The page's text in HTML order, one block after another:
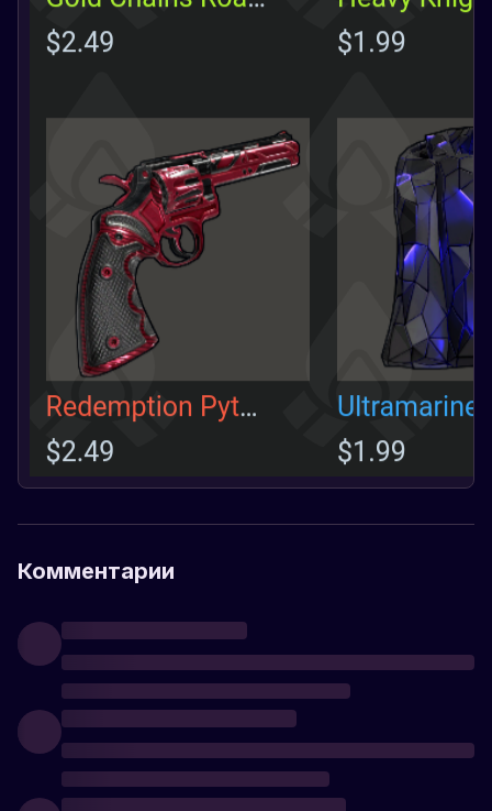
Комментарии